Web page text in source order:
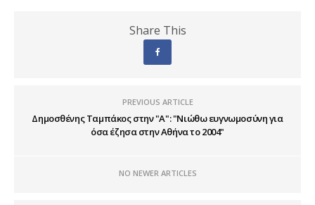
Share This
PREVIOUS ARTICLE
Δημοσθένης Ταμπάκος στην "A": "Νιώθω ευγνωμοσύνη για
όσα έζησα στην Αθήνα το 2004"
NO NEWER ARTICLES